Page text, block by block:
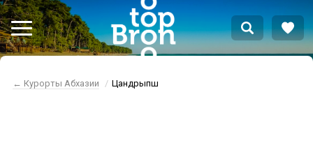
← Курорты Абхазии Цандрыпш